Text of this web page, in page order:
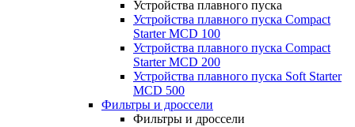
Устройства плавного пуска
Устройства плавного пуска Compact
Starter MCD 100
Устройства плавного пуска Compact
Starter MCD 200
Устройства плавного пуска Soft Starter
MCD 500
Фильтры и дроссели
Фильтры и дроссели